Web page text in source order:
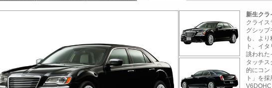
新生クラ
クライス
グシップ
も、よ
ト、イ
誂われた
タッチス
的にコン
ト」を